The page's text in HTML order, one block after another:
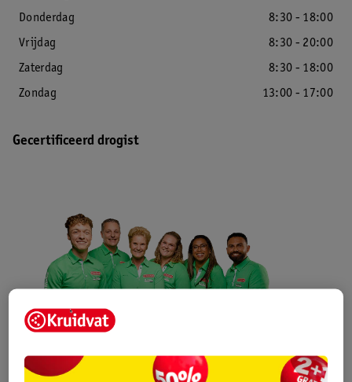
Donderdag
8:30 - 18:00
Vrijdag
8:30 - 20:00
Zaterdag
8:30 - 18:00
Zondag
13:00 - 17:00
Gecertificeerd drogist